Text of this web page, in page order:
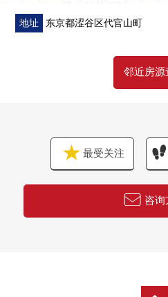
地址 东京都涩谷区代官山町
邻近房源
最受关注
咨询